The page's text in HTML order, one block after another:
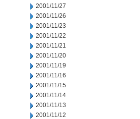
2001/11/27
2001/11/26
2001/11/23
2001/11/22
2001/11/21
2001/11/20
2001/11/19
2001/11/16
2001/11/15
2001/11/14
2001/11/13
2001/11/12